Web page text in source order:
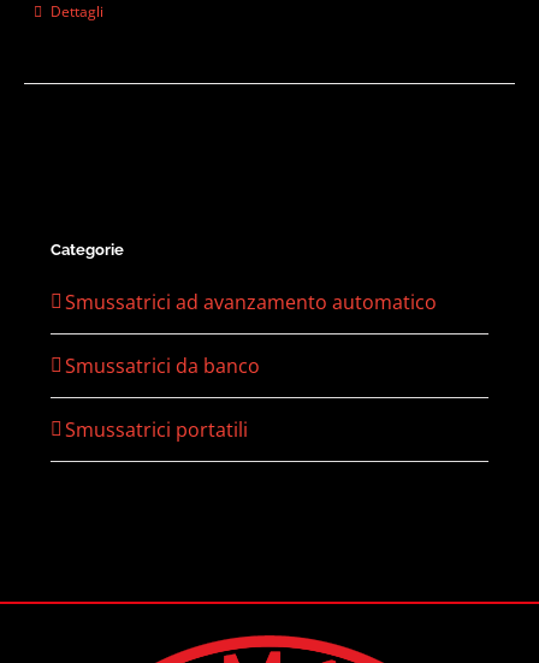
Dettagli
Categorie
Smussatrici ad avanzamento automatico
Smussatrici da banco
Smussatrici portatili